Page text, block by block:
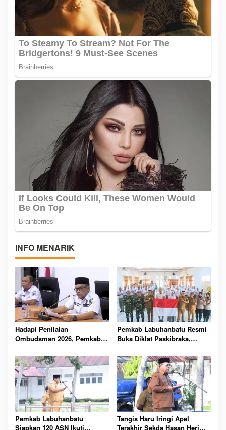
INFO MENARIK
Hadapi Penilaian
Ombudsman 2026, Pemkab
OPD Berbenah
Pemkab Labuhanbatu Resmi
Buka Diklat Paskibraka,
Merah Putih 17 Agustus
Pemkab Labuhanbatu
Siapkan 120 ASN Ikuti
Tangis Haru Iringi Apel
Terakhir Sekda Hasan Heri